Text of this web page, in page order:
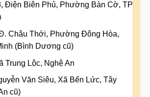
Điện Biên Phủ, Phường Bàn Cờ, TP
Châu Thới, Phường Đông Hòa,
(Bình Dương cũ)
Trung Lộc, Nghệ An
Văn Siêu, Xã Bến Lức, Tây
cũ)